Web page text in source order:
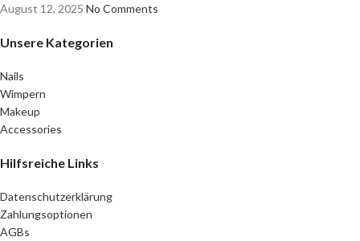
August 12, 2025 No Comments
Unsere Kategorien
Nails
Wimpern
Makeup
Accessories
Hilfsreiche Links
Datenschutzerklärung
Zahlungsoptionen
AGBs